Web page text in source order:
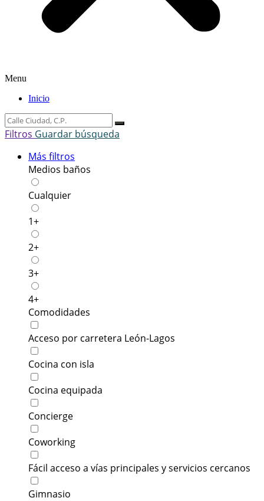
Menu
Inicio
Filtros Guardar búsqueda
Más filtros
Medios baños
Cualquier
1+
2+
3+
4+
Comodidades
Acceso por carretera León-Lagos
Cocina con isla
Cocina equipada
Concierge
Coworking
Fácil acceso a vías principales y servicios cercanos
Gimnasio